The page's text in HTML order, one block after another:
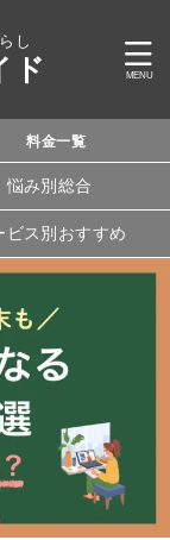
し
ド
料金一覧
悩み別総合
ビス別おすすめ